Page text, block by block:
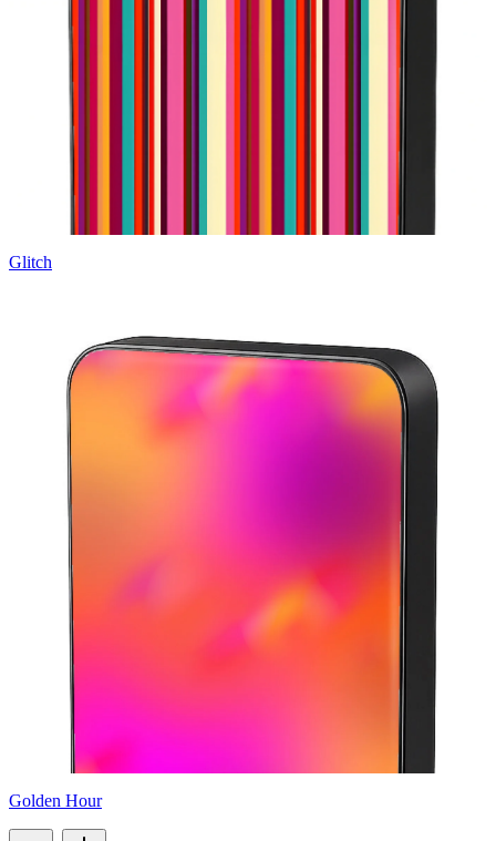
Glitch
Golden Hour